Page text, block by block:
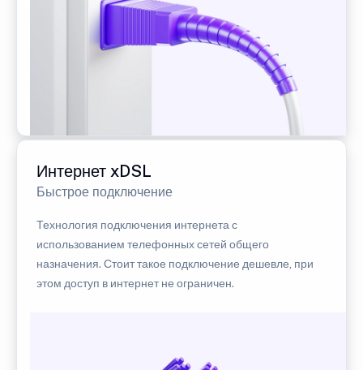
Интернет xDSL
Быстрое подключение
Технология подключения интернета с
использованием телефонных сетей общего
назначения. Стоит такое подключение дешевле, при
этом доступ в интернет не ограничен.